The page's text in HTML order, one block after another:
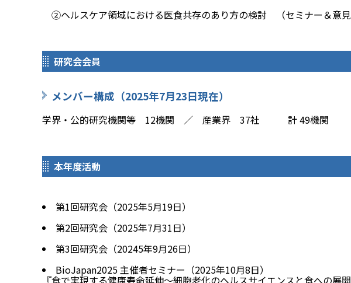
②ヘルスケア領域における医食共存のあり方の検討 （セミナー＆意見
研究会会員
メンバー構成（2025年7月23日現在）
学界・公的研究機関等 12機関 ／ 産業界 37社 計 49機関
本年度活動
第1回研究会（2025年5月19日）
第2回研究会（2025年7月31日）
第3回研究会（20245年9月26日）
BioJapan2025 主催者セミナー（2025年10月8日）